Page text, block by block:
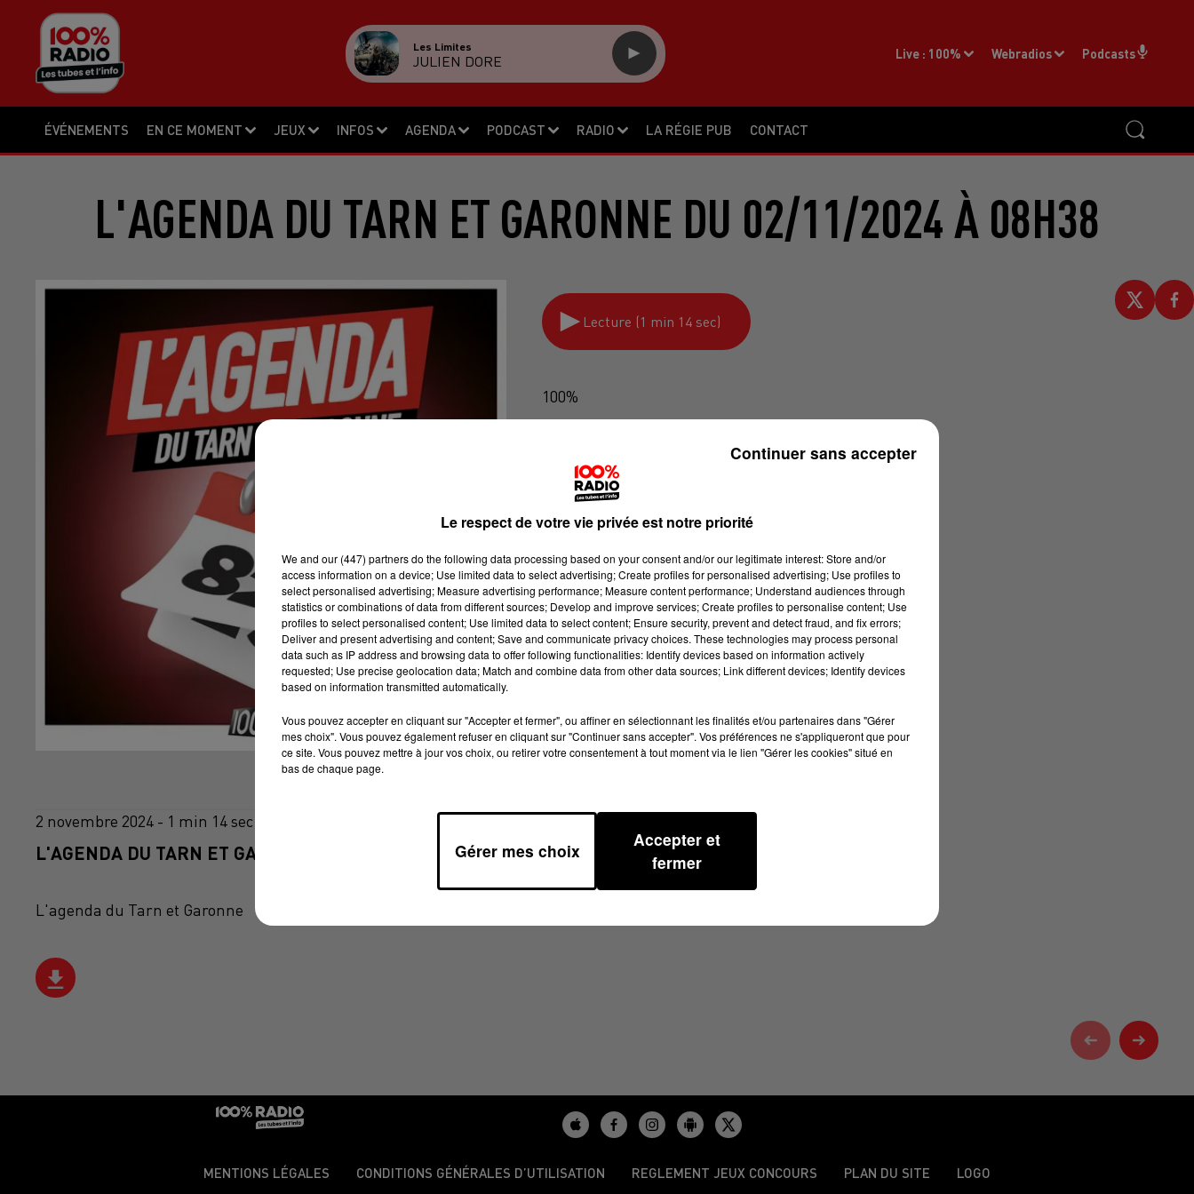
ÉVÉNEMENTS EN CE MOMENT JEUX INFOS AGENDA PODCAST RADIO LA RÉGIE PUB CONTACT
Live : 100% Webradios Podcasts
Les Limites
JULIEN DORE
L'AGENDA DU TARN ET GARONNE DU 02/11/2024 À 08H38
Lecture (1 min 14 sec)
100%
2 novembre 2024 - 1 min 14 sec
L'AGENDA DU TARN ET GARONNE DU 02/11/2024 À 08H38
L'agenda du Tarn et Garonne
MENTIONS LÉGALES CONDITIONS GÉNÉRALES D’UTILISATION REGLEMENT JEUX CONCOURS PLAN DU SITE LOGO
Le respect de votre vie privée est notre priorité
We and our (447) partnersdo the following data processing based on your consent and/or our legitimate interest: Store and/or
access information on a device; Use limited data to select advertising; Create profiles for personalised advertising; Use profiles to
select personalised advertising; Measure advertising performance; Measure content performance; Understand audiences through
statistics or combinations of data from different sources; Develop and improve services; Create profiles to personalise content; Use
profiles to select personalised content; Use limited data to select content; Ensure security, prevent and detect fraud, and fix errors;
Deliver and present advertising and content; Save and communicate privacy choices. These technologies may process personal
data such as IP address and browsing data to offer following functionalities: Identify devices based on information actively
requested; Use precise geolocation data; Match and combine data from other data sources; Link different devices; Identify devices
based on information transmitted automatically.
Vous pouvez accepter en cliquant sur "Accepter et fermer", ou affiner en sélectionnant les finalités et/ou partenaires dans "Gérer
mes choix". Vous pouvez également refuser en cliquant sur "Continuer sans accepter". Vos préférences ne s'appliqueront que pour
ce site. Vous pouvez mettre à jour vos choix, ou retirer votre consentement à tout moment via le lien "Gérer les cookies" situé en
bas de chaque page.
Gérer mes choix
Accepter et
fermer
Continuer sans accepter